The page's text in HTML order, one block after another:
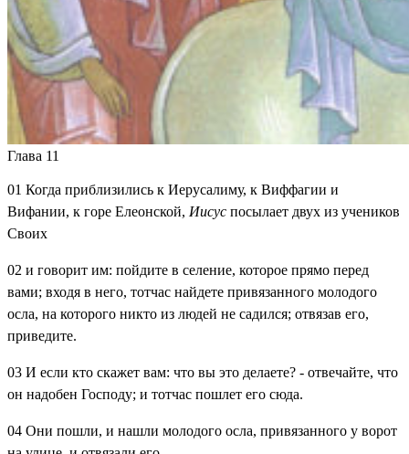
Глава 11
01 Когда приблизились к Иерусалиму, к Виффагии и
Вифании, к горе Елеонской, Иисус посылает двух из учеников
Своих
02 и говорит им: пойдите в селение, которое прямо перед
вами; входя в него, тотчас найдете привязанного молодого
осла, на которого никто из людей не садился; отвязав его,
приведите.
03 И если кто скажет вам: что вы это делаете? - отвечайте, что
он надобен Господу; и тотчас пошлет его сюда.
04 Они пошли, и нашли молодого осла, привязанного у ворот